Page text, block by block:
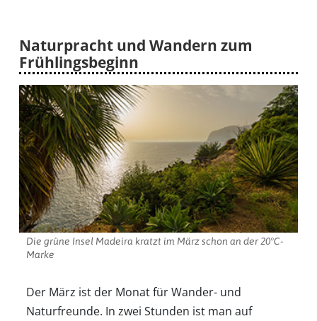
Naturpracht und Wandern zum
Frühlingsbeginn
Die grüne Insel Madeira kratzt im März schon an der 20°C-
Marke
Der März ist der Monat für Wander- und
Naturfreunde. In zwei Stunden ist man auf